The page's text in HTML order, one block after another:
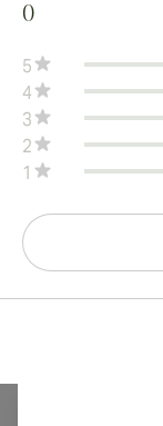
0
5
4
3
2
1